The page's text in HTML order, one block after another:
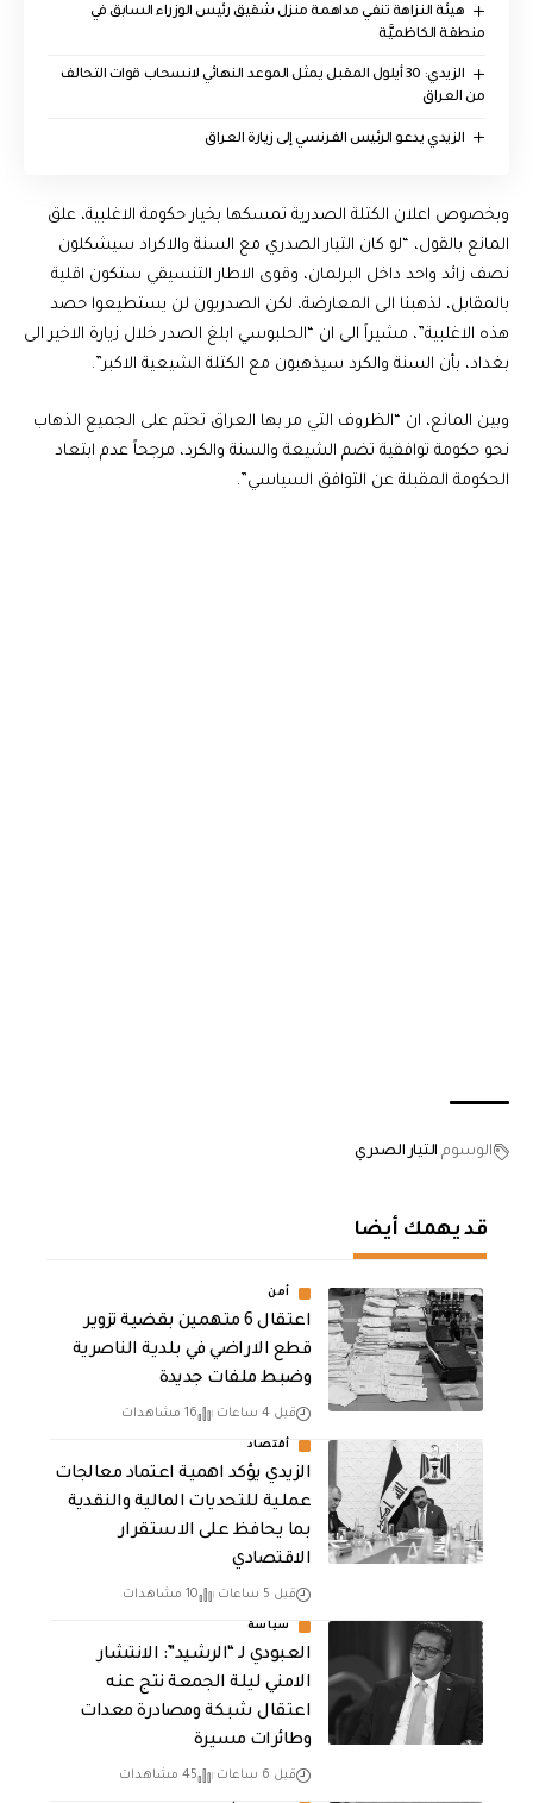
هيئة النزاهة تنفي مداهمة منزل شقيق رئيس الوزراء السابق في
منطقة الكاظميَّة
الزيدي: 30 أيلول المقبل يمثل الموعد النهائي لانسحاب قوات التحالف
من العراق
الزيدي يدعو الرئيس الفرنسي إلى زيارة العراق
وبخصوص اعلان الكتلة الصدرية تمسكها بخيار حكومة الاغلبية، علق
المانع بالقول، “لو كان التيار الصدري مع السنة والاكراد سيشكلون
نصف زائد واحد داخل البرلمان، وقوى الاطار التنسيقي ستكون اقلية
بالمقابل، لذهبنا الى المعارضة، لكن الصدريون لن يستطيعوا حصد
هذه الاغلبية”، مشيراً الى ان “الحلبوسي ابلغ الصدر خلال زيارة الاخير الى
بغداد، بأن السنة والكرد سيذهبون مع الكتلة الشيعية الاكبر”.
وبين المانع، ان “الظروف التي مر بها العراق تحتم على الجميع الذهاب
نحو حكومة توافقية تضم الشيعة والسنة والكرد، مرجحاً عدم ابتعاد
الحكومة المقبلة عن التوافق السياسي”.
الوسوم التيار الصدري
قد يهمك أيضا
أمن
اعتقال 6 متهمين بقضية تزوير
قطع الاراضي في بلدية الناصرية
وضبط ملفات جديدة
قبل 4 ساعات 16 مشاهدات
أقتصاد
الزيدي يؤكد اهمية اعتماد معالجات
عملية للتحديات المالية والنقدية
بما يحافظ على الاستقرار
الاقتصادي
قبل 5 ساعات 10 مشاهدات
سياسة
العبودي لـ “الرشيد”: الانتشار
الامني ليلة الجمعة نتج عنه
اعتقال شبكة ومصادرة معدات
وطائرات مسيرة
قبل 6 ساعات 45 مشاهدات